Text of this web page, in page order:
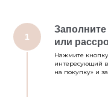
1
Заполните
или
Нажмите кнопку
интересующий
на покупку» и